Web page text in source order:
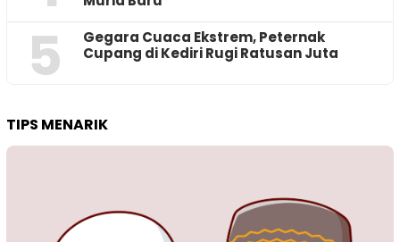
5
‎Gegara Cuaca Ekstrem, Peternak
Cupang di Kediri Rugi Ratusan Juta
TIPS MENARIK